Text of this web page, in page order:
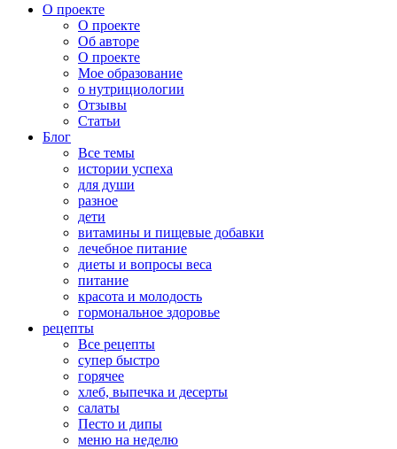
О проекте
О проекте
Об авторе
О проекте
Мое образование
о нутрициологии
Отзывы
Статьи
Блог
Все темы
истории успеха
для души
разное
дети
витамины и пищевые добавки
лечебное питание
диеты и вопросы веса
питание
красота и молодость
гормональное здоровье
рецепты
Все рецепты
супер быстро
горячее
хлеб, выпечка и десерты
салаты
Песто и дипы
меню на неделю